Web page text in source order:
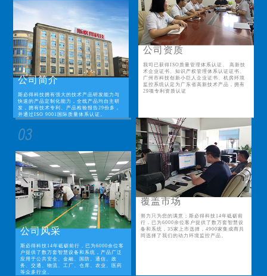
公司简介
斯必得科技拥有强大的技术产品研发能力与
快速的产品定制化能力，全线产品均自主研
发，拥有技术专利、产品检验报告29份多，
并通过ISO 9001国际质量体系认证。
公司资质
我司已获得ISO质量管理体系认证、 高新技
术企业证书、知识产权管理体系认证证书、
广州市科技创新小巨人企业证书、机房环境
监控系统认定为广东省高新技术产品，拥有
29项专利资质认证
公司风采
斯必得科技14年砥砺前行，已为6000余位客
户提供了数万套智慧设备和系统，产品广泛
应用于公共安全、金融、国防、通信、政
务、交通、物流、工厂、仓库、农业、医药
等众多行业。
覆盖市场
努力只为您的满意；斯必得科技14年砥砺前
行，已为6000余位客户提供了数万套智慧设
备和系统，35家上市选择，4900家集成商共
同选择了我们的动力环境监控产品。